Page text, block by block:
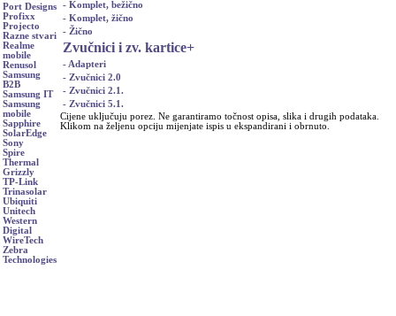
Port Designs
Profixx
Projecto
Razne stvari
Realme
mobile
Renusol
Samsung
B2B
Samsung IT
Samsung
mobile
Sapphire
SolarEdge
Sony
Spire
Thermal
Grizzly
TP-Link
Trinasolar
Ubiquiti
Unitech
Western
Digital
WireTech
Zebra
Technologies
- Komplet, bežično
- Komplet, žično
- Žično
Zvučnici i zv. kartice+
- Adapteri
- Zvučnici 2.0
- Zvučnici 2.1.
- Zvučnici 5.1.
Cijene uključuju porez. Ne garantiramo točnost opisa, slika i drugih podataka.
Klikom na željenu opciju mijenjate ispis u ekspandirani i obrnuto.